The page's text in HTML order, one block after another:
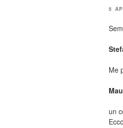
5
Me
un